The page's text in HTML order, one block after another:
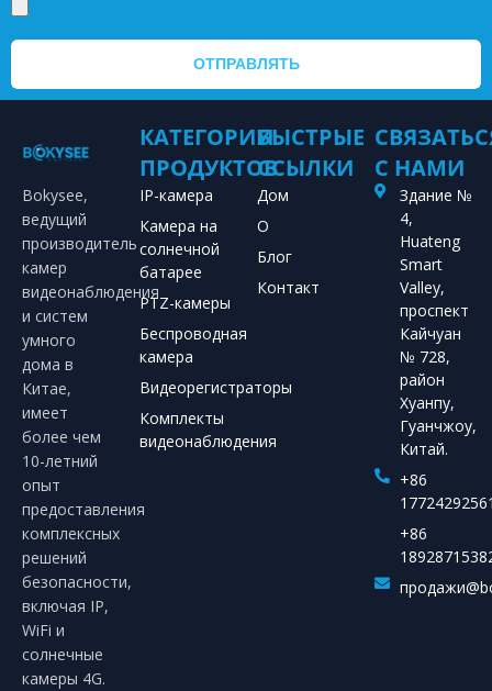
ОТПРАВЛЯТЬ
Bokysee,
ведущий
производитель
камер
видеонаблюдения
и систем
умного
дома в
Китае,
имеет
более чем
10-летний
опыт
предоставления
комплексных
решений
безопасности,
включая IP,
WiFi и
солнечные
камеры 4G.
КАТЕГОРИИ
ПРОДУКТОВ
IP-камера
Камера на
солнечной
батарее
PTZ-камеры
Беспроводная
камера
Видеорегистраторы
Комплекты
видеонаблюдения
БЫСТРЫЕ
ССЫЛКИ
Дом
О
Блог
Контакт
С НАМИ
Здание №
4,
Huateng
Smart
Valley,
проспект
Кайчуан
№ 728,
район
Хуанпу,
Гуанчжоу,
Китай.
+86
+86